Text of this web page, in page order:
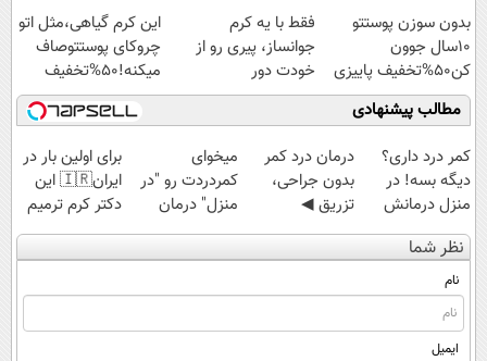
ویژه
بدون سوزن پوستتو
10سال جوون
کن50%تخفیف پاییزی
فقط با یه کرم
جوانساز، پیری رو از
خودت دور
کن(تخفیف50%)
این کرم گیاهی،مثل اتو
چروکای پوستتوصاف
میکنه!50%تخفیف
مطالب پیشنهادی
کمر درد داری؟
دیگه بسه! در
منزل درمانش
کن
(◀پرسش‌نامه)
درمان درد کمر
بدون جراحی،
تزریق ◀
پرسش‌نامه رو پر
کن ▶
میخوای
کمردردت رو "در
منزل" درمان
کنی؟ (◂فیلم +
◂پرسش‌نامه)
برای اولین بار در
ایران🇮🇷 این
دکتر کرم ترمیم
کننده 23 روزه
ساخت!
نظر شما
نام
ایمیل